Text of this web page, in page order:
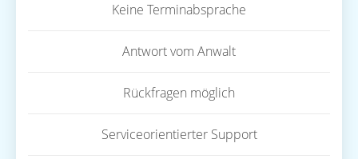
Keine Terminabsprache
Antwort vom Anwalt
Rückfragen möglich
Serviceorientierter Support